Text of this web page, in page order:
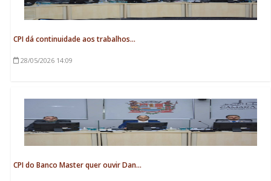
CPI dá continuidade aos trabalhos...
28/05/2026 14:09
CPI do Banco Master quer ouvir Dan...